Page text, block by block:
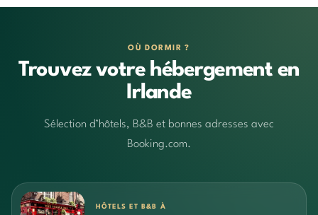
OÙ DORMIR ?
Trouvez votre hébergement en
Irlande
Sélection d’hôtels, B&B et bonnes adresses avec
Booking.com.
HÔTELS ET B&B À